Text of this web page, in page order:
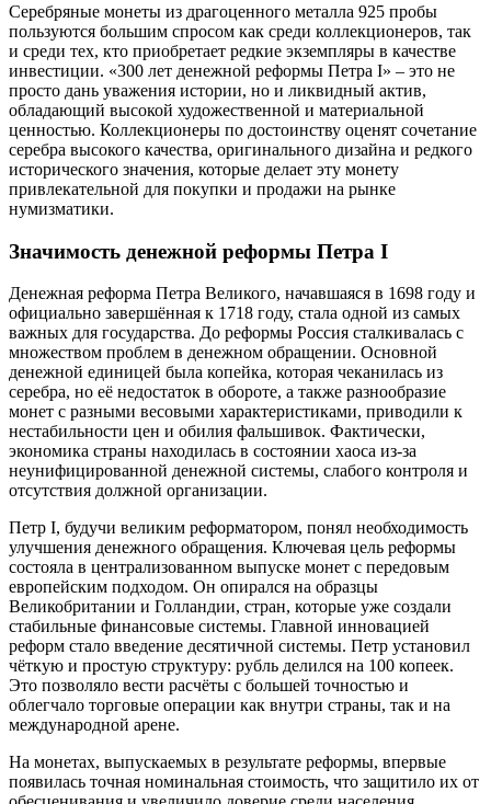
Серебряные монеты из драгоценного металла 925 пробы
пользуются большим спросом как среди коллекционеров, так
и среди тех, кто приобретает редкие экземпляры в качестве
инвестиции. «300 лет денежной реформы Петра I» – это не
просто дань уважения истории, но и ликвидный актив,
обладающий высокой художественной и материальной
ценностью. Коллекционеры по достоинству оценят сочетание
серебра высокого качества, оригинального дизайна и редкого
исторического значения, которые делает эту монету
привлекательной для покупки и продажи на рынке
нумизматики.
Значимость денежной реформы Петра I
Денежная реформа Петра Великого, начавшаяся в 1698 году и
официально завершённая к 1718 году, стала одной из самых
важных для государства. До реформы Россия сталкивалась с
множеством проблем в денежном обращении. Основной
денежной единицей была копейка, которая чеканилась из
серебра, но её недостаток в обороте, а также разнообразие
монет с разными весовыми характеристиками, приводили к
нестабильности цен и обилия фальшивок. Фактически,
экономика страны находилась в состоянии хаоса из-за
неунифицированной денежной системы, слабого контроля и
отсутствия должной организации.
Петр I, будучи великим реформатором, понял необходимость
улучшения денежного обращения. Ключевая цель реформы
состояла в централизованном выпуске монет с передовым
европейским подходом. Он опирался на образцы
Великобритании и Голландии, стран, которые уже создали
стабильные финансовые системы. Главной инновацией
реформ стало введение десятичной системы. Петр установил
чёткую и простую структуру: рубль делился на 100 копеек.
Это позволяло вести расчёты с большей точностью и
облегчало торговые операции как внутри страны, так и на
международной арене.
На монетах, выпускаемых в результате реформы, впервые
появилась точная номинальная стоимость, что защитило их от